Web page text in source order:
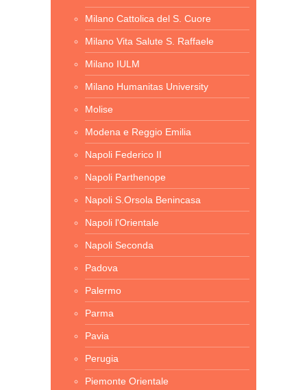
Milano Cattolica del S. Cuore
Milano Vita Salute S. Raffaele
Milano IULM
Milano Humanitas University
Molise
Modena e Reggio Emilia
Napoli Federico II
Napoli Parthenope
Napoli S.Orsola Benincasa
Napoli l'Orientale
Napoli Seconda
Padova
Palermo
Parma
Pavia
Perugia
Piemonte Orientale